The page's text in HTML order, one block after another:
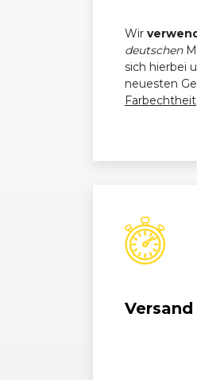
Wir
deutschen
sich hierbei
neuesten
Farbechtheit
Versand